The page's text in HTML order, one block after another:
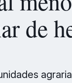
de